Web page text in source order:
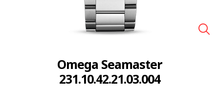
Omega Seamaster
231.10.42.21.03.004